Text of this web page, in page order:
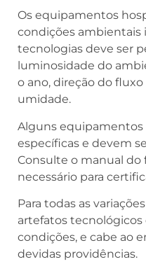
Os equipamentos
condições ambientais
tecnologias deve ser
luminosidade do
o ano, direção do
umidade.
Alguns
específicas e devem
Consulte o manual
necessário para
Para todas as
artefatos
condições, e cabe ao
devidas providências.